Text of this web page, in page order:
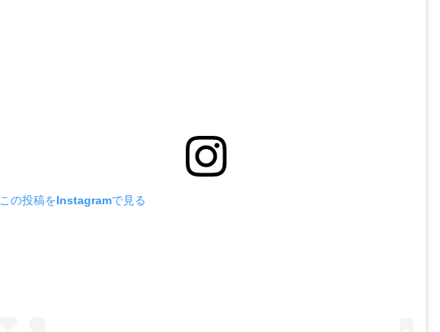
この投稿をInstagramで見る